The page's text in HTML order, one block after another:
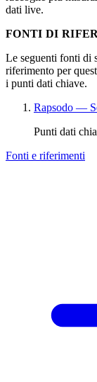
dati live.
FONTI DI
Le seguenti fonti di
riferimento per
i punti dati chiave.
Rapsodo —
Punti dati
Fonti e riferimenti